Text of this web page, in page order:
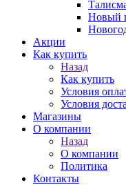
Новый
Акции
Как купить
Назад
Как купить
Условия
Условия
Магазины
О компании
Назад
О компании
Политика
Контакты